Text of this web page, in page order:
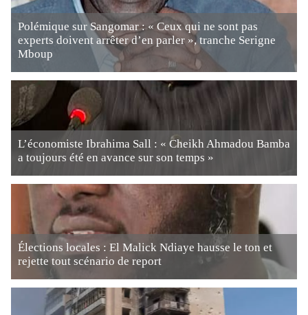
Polémique sur Sangomar : « Ceux qui ne sont pas
experts doivent arrêter d’en parler », tranche Serigne
Mboup
L’économiste Ibrahima Sall : « Cheikh Ahmadou Bamba
a toujours été en avance sur son temps »
Élections locales : El Malick Ndiaye hausse le ton et
rejette tout scénario de report